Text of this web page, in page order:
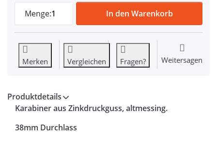
Menge:1
Karabiner aus Zinkdruckguss - 5cm lang
In den Warenkorb
Merken Vergleichen Fragen? Weitersagen
Produktdetails
Karabiner aus Zinkdruckguss, altmessing.
38mm Durchlass